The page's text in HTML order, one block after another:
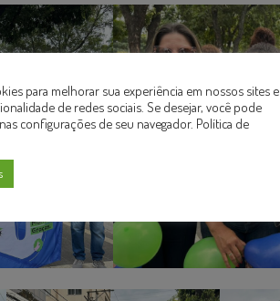
para melhorar sua experiência em nossos sites e
de redes sociais. Se desejar, você pode
configurações de seu navegador. Política de